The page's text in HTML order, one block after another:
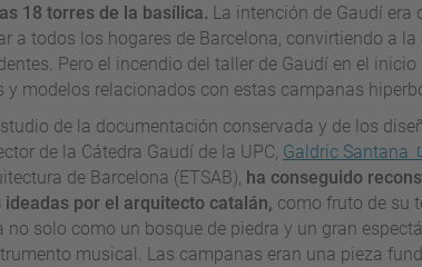
18 torres de la basílica. La intención de Gaudí era
a todos los hogares de Barcelona, convirtiendo a la
Pero el incendio del taller de Gaudí en el inicio
y modelos relacionados con estas campanas
de la documentación conservada y de los
de la Cátedra Gaudí de la UPC, Galdric Santana
de Barcelona (ETSAB), ha conseguido
por el arquitecto catalán, como fruto de su
solo como un bosque de piedra y un gran
musical. Las campanas eran una pieza